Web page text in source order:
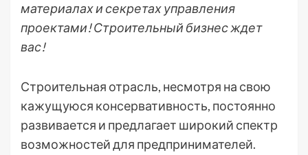
материалах и секретах управления
проектами! Строительный бизнес ждет
вас!
Строительная отрасль, несмотря на свою
кажущуюся консервативность, постоянно
развивается и предлагает широкий спектр
возможностей для предпринимателей.